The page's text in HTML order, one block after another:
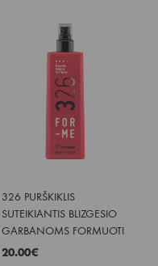
326 PURŠKIKLIS
SUTEIKIANTIS BLIZGESIO
GARBANOMS FORMUOTI
20.00€